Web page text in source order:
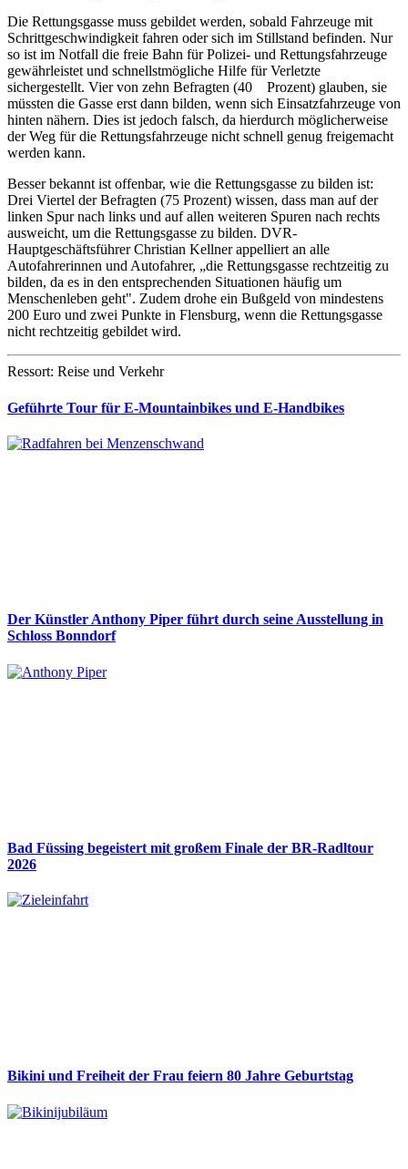
Die Rettungsgasse muss gebildet werden, sobald Fahrzeuge mit
Schrittgeschwindigkeit fahren oder sich im Stillstand befinden. Nur
so ist im Notfall die freie Bahn für Polizei- und Rettungsfahrzeuge
gewährleistet und schnellstmögliche Hilfe für Verletzte
sichergestellt. Vier von zehn Befragten (40 Prozent) glauben, sie
müssten die Gasse erst dann bilden, wenn sich Einsatzfahrzeuge von
hinten nähern. Dies ist jedoch falsch, da hierdurch möglicherweise
der Weg für die Rettungsfahrzeuge nicht schnell genug freigemacht
werden kann.
Besser bekannt ist offenbar, wie die Rettungsgasse zu bilden ist:
Drei Viertel der Befragten (75 Prozent) wissen, dass man auf der
linken Spur nach links und auf allen weiteren Spuren nach rechts
ausweicht, um die Rettungsgasse zu bilden. DVR-
Hauptgeschäftsführer Christian Kellner appelliert an alle
Autofahrerinnen und Autofahrer, „die Rettungsgasse rechtzeitig zu
bilden, da es in den entsprechenden Situationen häufig um
Menschenleben geht". Zudem drohe ein Bußgeld von mindestens
200 Euro und zwei Punkte in Flensburg, wenn die Rettungsgasse
nicht rechtzeitig gebildet wird.
Ressort: Reise und Verkehr
Geführte Tour für E-Mountainbikes und E-Handbikes
Der Künstler Anthony Piper führt durch seine Ausstellung in
Schloss Bonndorf
Bad Füssing begeistert mit großem Finale der BR-Radltour
2026
Bikini und Freiheit der Frau feiern 80 Jahre Geburtstag